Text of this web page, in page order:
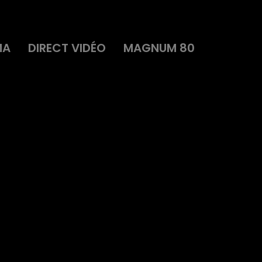
DIRECT VIDÉO MAGNUM 80